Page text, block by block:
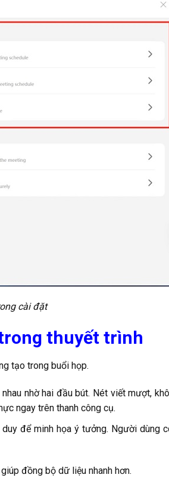
cài đặt
thuyết trình
tạo trong buổi họp.
nhờ hai đầu bút. Nét viết mượt,
ngay trên thanh công cụ.
để minh họa ý tưởng. Người dùng
đồng bộ dữ liệu nhanh hơn.